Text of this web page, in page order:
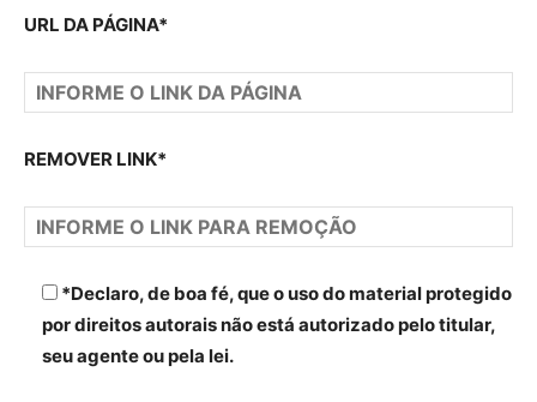
URL DA PÁGINA*
REMOVER LINK*
*Declaro, de boa fé, que o uso do material protegido
por direitos autorais não está autorizado pelo titular,
seu agente ou pela lei.